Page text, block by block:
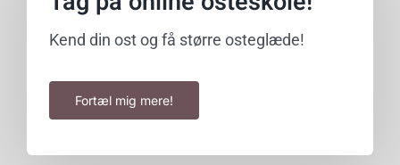
Kend din ost og få større osteglæde!
Fortæl mig mere!